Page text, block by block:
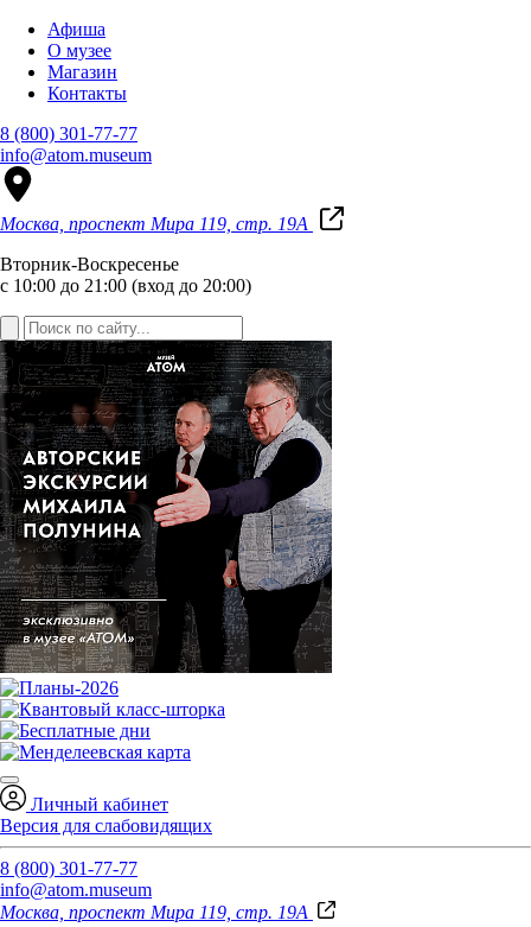
Афиша
О музее
Магазин
Контакты
8 (800) 301-77-77
info@atom.museum
Москва, проспект Мира 119, стр. 19А
Вторник-Воскресенье
с 10:00 до 21:00 (вход до 20:00)
Личный кабинет
Версия для слабовидящих
8 (800) 301-77-77
info@atom.museum
Москва, проспект Мира 119, стр. 19А